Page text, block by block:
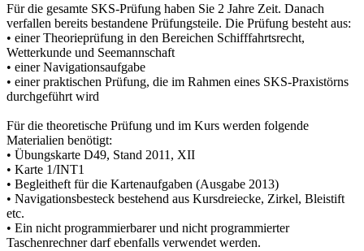
Für die gesamte SKS-Prüfung haben Sie 2 Jahre Zeit. Danach
verfallen bereits bestandene Prüfungsteile. Die Prüfung besteht aus:
• einer Theorieprüfung in den Bereichen Schifffahrtsrecht,
Wetterkunde und Seemannschaft
• einer Navigationsaufgabe
• einer praktischen Prüfung, die im Rahmen eines SKS-Praxistörns
durchgeführt wird
Für die theoretische Prüfung und im Kurs werden folgende
Materialien benötigt:
• Übungskarte D49, Stand 2011, XII
• Karte 1/INT1
• Begleitheft für die Kartenaufgaben (Ausgabe 2013)
• Navigationsbesteck bestehend aus Kursdreiecke, Zirkel, Bleistift
etc.
• Ein nicht programmierbarer und nicht programmierter
Taschenrechner darf ebenfalls verwendet werden.